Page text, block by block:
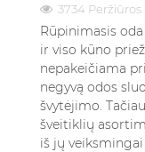
3734 Peržiūros
Rūpinimasis
ir viso kūno
nepakeičiama
negyvą odos
švytėjimo.
šveitiklių
iš jų veiksmingai